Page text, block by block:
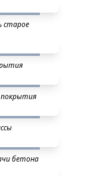
старое
покрытия
бетона